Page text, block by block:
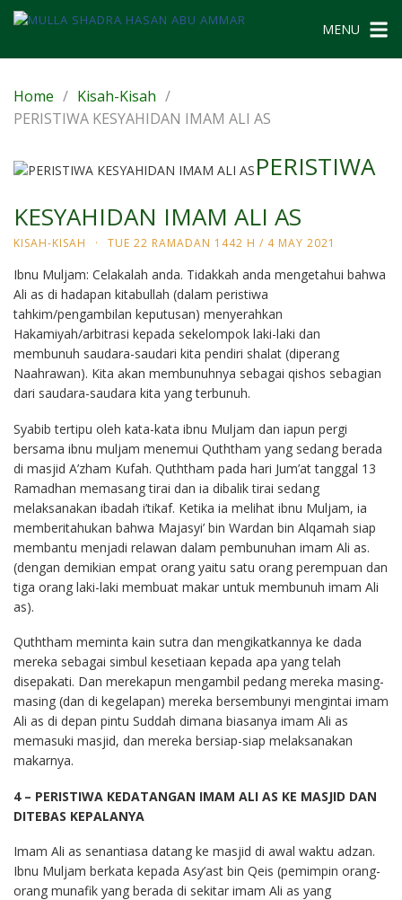
Skip
MENU
Home
Kisah-Kisah
PERISTIWA KESYAHIDAN IMAM ALI AS
PERISTIWA
KESYAHIDAN IMAM ALI AS
KISAH-KISAH · TUE 22 RAMADAN 1442 H / 4 MAY 2021
Ibnu Muljam: Celakalah anda. Tidakkah anda mengetahui bahwa
Ali as di hadapan kitabullah (dalam peristiwa
tahkim/pengambilan keputusan) menyerahkan
Hakamiyah/arbitrasi kepada sekelompok laki-laki dan
membunuh saudara-saudari kita pendiri shalat (diperang
Naahrawan). Kita akan membunuhnya sebagai qishos sebagian
dari saudara-saudara kita yang terbunuh.
Syabib tertipu oleh kata-kata ibnu Muljam dan iapun pergi
bersama ibnu muljam menemui Quththam yang sedang berada
di masjid A’zham Kufah. Quththam pada hari Jum’at tanggal 13
Ramadhan memasang tirai dan ia dibalik tirai sedang
melaksanakan ibadah i’tikaf. Ketika ia melihat ibnu Muljam, ia
memberitahukan bahwa Majasyi’ bin Wardan bin Alqamah siap
membantu menjadi relawan dalam pembunuhan imam Ali as.
(dengan demikian empat orang yaitu satu orang perempuan dan
tiga orang laki-laki membuat makar untuk membunuh imam Ali
as).
Quththam meminta kain sutra dan mengikatkannya ke dada
mereka sebagai simbul kesetiaan kepada apa yang telah
disepakati. Dan merekapun mengambil pedang mereka masing-
masing (dan di kegelapan) mereka bersembunyi mengintai imam
Ali as di depan pintu Suddah dimana biasanya imam Ali as
memasuki masjid, dan mereka bersiap-siap melaksanakan
makarnya.
4 – PERISTIWA KEDATANGAN IMAM ALI AS KE MASJID DAN
DITEBAS KEPALANYA
Imam Ali as senantiasa datang ke masjid di awal waktu adzan.
Ibnu Muljam berkata kepada Asy’ast bin Qeis (pemimpin orang-
orang munafik yang berada di sekitar imam Ali as yang